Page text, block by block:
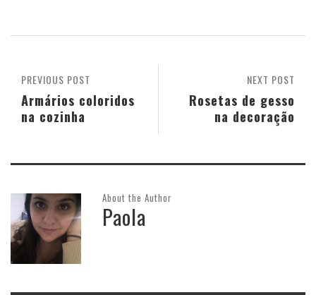
NEXT POST
Rosetas de gesso
na decoração
PREVIOUS POST
Armários coloridos
na cozinha
About the Author
Paola